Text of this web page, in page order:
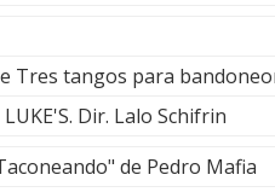
Tres tangos para
LUKE'S. Dir. Lalo Schifrin
de Pedro Mafia